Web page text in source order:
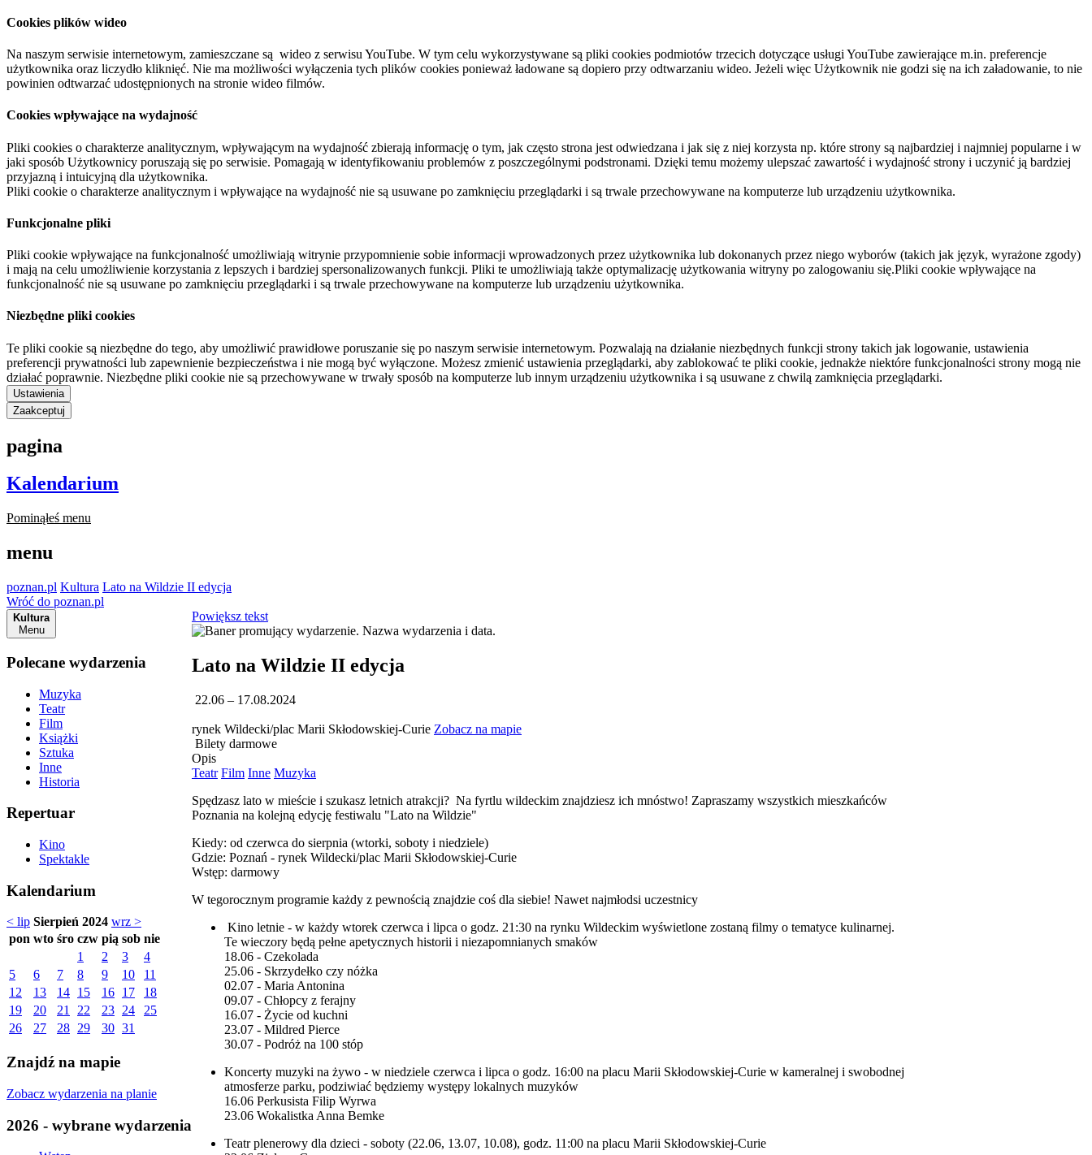
Cookies plików wideo
Na naszym serwisie internetowym, zamieszczane są wideo z serwisu YouTube. W tym celu wykorzystywane są pliki cookies podmiotów trzecich dotyczące usługi YouTube zawierające m.in. preferencje
użytkownika oraz liczydło kliknięć. Nie ma możliwości wyłączenia tych plików cookies ponieważ ładowane są dopiero przy odtwarzaniu wideo. Jeżeli więc Użytkownik nie godzi się na ich załadowanie, to nie
powinien odtwarzać udostępnionych na stronie wideo filmów.
Cookies wpływające na wydajność
Pliki cookies o charakterze analitycznym, wpływającym na wydajność zbierają informację o tym, jak często strona jest odwiedzana i jak się z niej korzysta np. które strony są najbardziej i najmniej popularne i w
jaki sposób Użytkownicy poruszają się po serwisie. Pomagają w identyfikowaniu problemów z poszczególnymi podstronami. Dzięki temu możemy ulepszać zawartość i wydajność strony i uczynić ją bardziej
przyjazną i intuicyjną dla użytkownika.
Pliki cookie o charakterze analitycznym i wpływające na wydajność nie są usuwane po zamknięciu przeglądarki i są trwale przechowywane na komputerze lub urządzeniu użytkownika.
Funkcjonalne pliki
Pliki cookie wpływające na funkcjonalność umożliwiają witrynie przypomnienie sobie informacji wprowadzonych przez użytkownika lub dokonanych przez niego wyborów (takich jak język, wyrażone zgody)
i mają na celu umożliwienie korzystania z lepszych i bardziej spersonalizowanych funkcji. Pliki te umożliwiają także optymalizację użytkowania witryny po zalogowaniu się.Pliki cookie wpływające na
funkcjonalność nie są usuwane po zamknięciu przeglądarki i są trwale przechowywane na komputerze lub urządzeniu użytkownika.
Niezbędne pliki cookies
Te pliki cookie są niezbędne do tego, aby umożliwić prawidłowe poruszanie się po naszym serwisie internetowym. Pozwalają na działanie niezbędnych funkcji strony takich jak logowanie, ustawienia
preferencji prywatności lub zapewnienie bezpieczeństwa i nie mogą być wyłączone. Możesz zmienić ustawienia przeglądarki, aby zablokować te pliki cookie, jednakże niektóre funkcjonalności strony mogą nie
działać poprawnie. Niezbędne pliki cookie nie są przechowywane w trwały sposób na komputerze lub innym urządzeniu użytkownika i są usuwane z chwilą zamknięcia przeglądarki.
Ustawienia
Zaakceptuj
pagina
Kalendarium
Pominąłeś menu
menu
poznan.pl Kultura Lato na Wildzie II edycja
Wróć do poznan.pl
Kultura
Menu
Polecane wydarzenia
Muzyka
Teatr
Film
Książki
Sztuka
Inne
Historia
Repertuar
Kino
Spektakle
Kalendarium
< lip Sierpień 2024 wrz >
pon wto śro czw pią sob nie
1
2 3
4
5
6 7 8 9 10
11
12
13 14 15 16 17
18
19
20 21 22 23 24
25
26
27 28 29 30 31
Znajdź na mapie
Zobacz wydarzenia na planie
2026 - wybrane wydarzenia
Powiększ tekst
Lato na Wildzie II edycja
22.06 – 17.08.2024
rynek Wildecki/plac Marii Skłodowskiej-Curie Zobacz na mapie
Bilety darmowe
Opis
Teatr Film Inne Muzyka
Spędzasz lato w mieście i szukasz letnich atrakcji? Na fyrtlu wildeckim znajdziesz ich mnóstwo! Zapraszamy wszystkich mieszkańców
Poznania na kolejną edycję festiwalu "Lato na Wildzie"
Kiedy: od czerwca do sierpnia (wtorki, soboty i niedziele)
Gdzie: Poznań - rynek Wildecki/plac Marii Skłodowskiej-Curie
Wstęp: darmowy
W tegorocznym programie każdy z pewnością znajdzie coś dla siebie! Nawet najmłodsi uczestnicy
Kino letnie - w każdy wtorek czerwca i lipca o godz. 21:30 na rynku Wildeckim wyświetlone zostaną filmy o tematyce kulinarnej.
Te wieczory będą pełne apetycznych historii i niezapomnianych smaków
18.06 - Czekolada
25.06 - Skrzydełko czy nóżka
02.07 - Maria Antonina
09.07 - Chłopcy z ferajny
16.07 - Życie od kuchni
23.07 - Mildred Pierce
30.07 - Podróż na 100 stóp
Koncerty muzyki na żywo - w niedziele czerwca i lipca o godz. 16:00 na placu Marii Skłodowskiej-Curie w kameralnej i swobodnej
atmosferze parku, podziwiać będziemy występy lokalnych muzyków
16.06 Perkusista Filip Wyrwa
23.06 Wokalistka Anna Bemke
Teatr plenerowy dla dzieci - soboty (22.06, 13.07, 10.08), godz. 11:00 na placu Marii Skłodowskiej-Curie